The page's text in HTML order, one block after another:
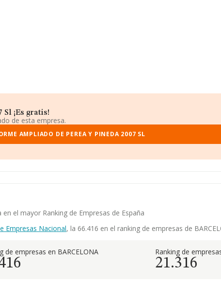
¡Es gratis!
de esta empresa.
AMPLIADO DE PEREA Y PINEDA 2007 SL
el mayor Ranking de Empresas de España
Empresas Nacional, la 66.416 en el ranking de empresas de
de empresas en BARCELONA Ranking de
21.316